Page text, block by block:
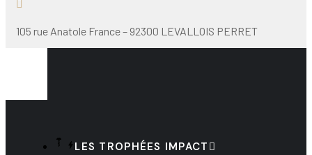
105 rue Anatole France – 92300 LEVALLOIS PERRET
LES TROPHÉES IMPACT